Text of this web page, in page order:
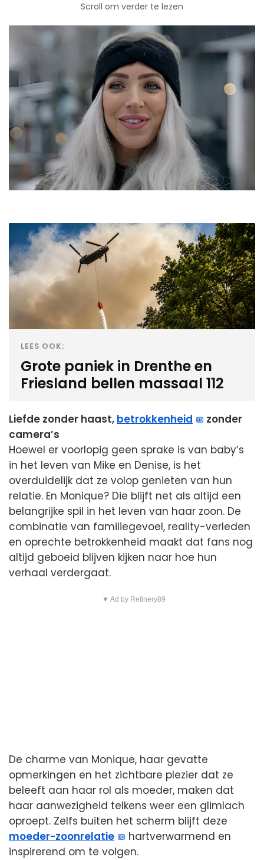
Scroll om verder te lezen
LEES OOK:
Grote paniek in Drenthe en
Friesland bellen massaal 112
Liefde zonder haast, betrokkenheid
zonder
camera’s
Hoewel er voorlopig geen sprake is van baby’s
in het leven van Mike en Denise, is het
overduidelijk dat ze volop genieten van hun
relatie. En Monique? Die blijft net als altijd een
belangrijke spil in het leven van haar zoon. De
combinatie van familiegevoel, reality-verleden
en oprechte betrokkenheid maakt dat fans nog
altijd geboeid blijven kijken naar hoe hun
verhaal verdergaat.
▼ Ad by Refinery89
De charme van Monique, haar gevatte
opmerkingen en het zichtbare plezier dat ze
beleeft aan haar rol als moeder, maken dat
haar aanwezigheid telkens weer een glimlach
oproept. Zelfs buiten het scherm blijft deze
moeder-zoonrelatie
hartverwarmend en
inspirerend om te volgen.